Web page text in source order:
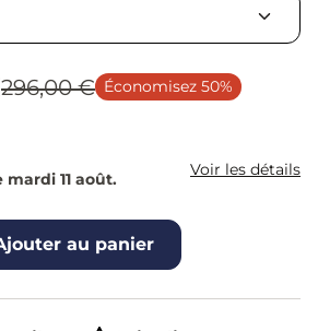
296,00 € Économisez 50%
mardi 11 août. Voir les détails
au panier